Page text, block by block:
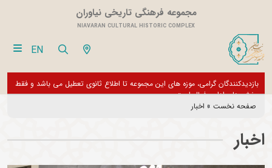
مجموعه فرهنگی تاریخی نیاوران
NIAVARAN CULTURAL HISTORIC COMPLEX
EN
بخش
از تور مجازی 360 درجه مجموعه فرهنگی تاریخی نیاوران بازدید نمایید
صفحه نخست » اخبار
اخبار